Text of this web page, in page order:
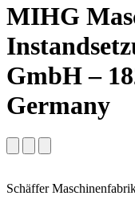
MIHG
GmbH –
Germany
Schäffer